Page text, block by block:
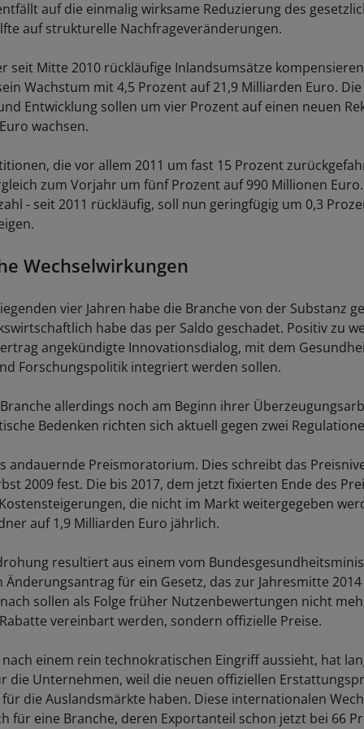
auf die einmalig wirksame Reduzierung des
auf strukturelle Nachfrageveränderungen.
seit Mitte 2010 rückläufige Inlandsumsätze
Wachstum mit 4,5 Prozent auf 21,9 Milliarden Euro.
Entwicklung sollen um vier Prozent auf einen neuen
wachsen.
die vor allem 2011 um fast 15 Prozent
zum Vorjahr um fünf Prozent auf 990 Millionen
- seit 2011 rückläufig, soll nun geringfügig um 0,3
Wechselwirkungen
vier Jahren habe die Branche von der Substanz
habe das per Saldo geschadet. Positiv zu
angekündigte Innovationsdialog, mit dem
Forschungspolitik integriert werden sollen.
allerdings noch am Beginn ihrer
Bedenken richten sich aktuell gegen zwei
andauernde Preismoratorium. Dies schreibt das
2009 fest. Die bis 2017, dem jetzt fixierten Ende des
die nicht im Markt weitergegeben
auf 1,9 Milliarden Euro jährlich.
resultiert aus einem vom
für ein Gesetz, das zur Jahresmitte
sollen als Folge früher Nutzenbewertungen nicht
vereinbart werden, sondern offizielle Preise.
einem rein technokratischen Eingriff aussieht, hat
die Unternehmen, weil die neuen offiziellen
die Auslandsmärkte haben. Diese internationalen
für eine Branche, deren Exportanteil schon jetzt bei 66